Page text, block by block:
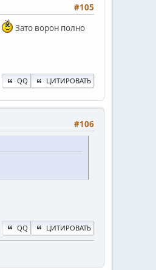
#105
Зато ворон полно
QQ ЦИТИРОВАТЬ
#106
QQ ЦИТИРОВАТЬ